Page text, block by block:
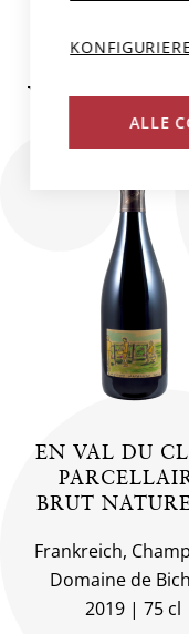
WEINE
EN VAL DU
BRUT
Frankreich,
Domaine de
2019
75 cl
ALLE